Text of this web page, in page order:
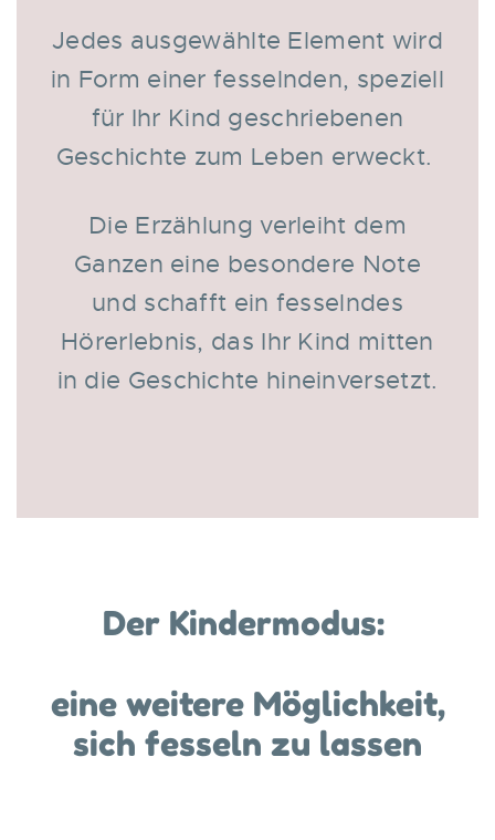
Jedes ausgewählte Element wird
in Form einer fesselnden, speziell
für Ihr Kind geschriebenen
Geschichte zum Leben erweckt.
Die Erzählung verleiht dem
Ganzen eine besondere Note
und schafft ein fesselndes
Hörerlebnis, das Ihr Kind mitten
in die Geschichte hineinversetzt.
Der Kindermodus:
eine weitere Möglichkeit,
sich fesseln zu lassen